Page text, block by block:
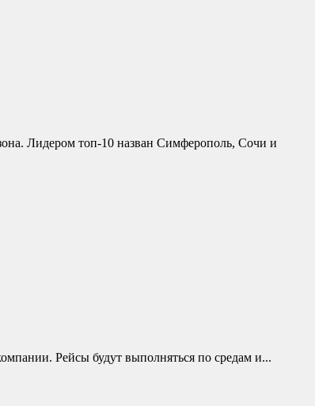
Лидером топ-10 назван Симферополь, Сочи и
Рейсы будут выполняться по средам и...